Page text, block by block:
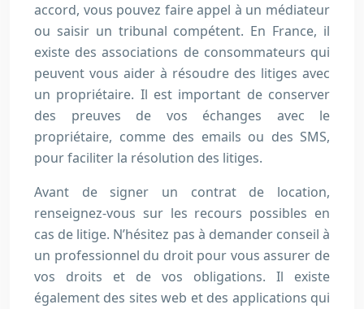
accord, vous pouvez faire appel à un médiateur
ou saisir un tribunal compétent. En France, il
existe des associations de consommateurs qui
peuvent vous aider à résoudre des litiges avec
un propriétaire. Il est important de conserver
des preuves de vos échanges avec le
propriétaire, comme des emails ou des SMS,
pour faciliter la résolution des litiges.
Avant de signer un contrat de location,
renseignez-vous sur les recours possibles en
cas de litige. N’hésitez pas à demander conseil à
un professionnel du droit pour vous assurer de
vos droits et de vos obligations. Il existe
également des sites web et des applications qui